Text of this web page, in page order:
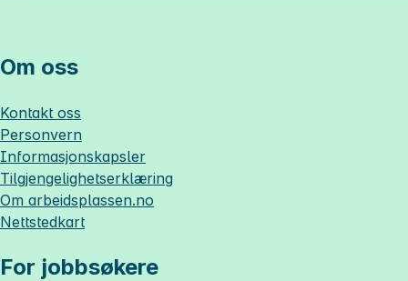
Om oss
Kontakt oss
Personvern
Informasjonskapsler
Tilgjengelighetserklæring
Om arbeidsplassen.no
Nettstedkart
For jobbsøkere